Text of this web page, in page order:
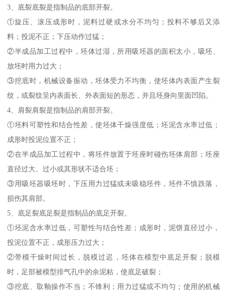
3、底裂底裂是指制品的底部开裂。
①旋压、滚压成形时，泥料过硬或水分不均匀；投料不够后又添
料；投泥不正；下压动作过猛；
②半成品加工过程中，坯体过湿，所用吸坯器的面积太小，吸坯、
放坯时用力过大；
③挖底时，机械设备振动，坯体受力不均衡，使坯体内表面产生裂
纹，或裂纹呈内表面长、外表面短的形态，并且坯身向里面凹陷。
4、肩裂肩裂是指制品的肩部开裂。
①坯料可塑性和结合性差，使坯体干燥强度低；坯泥含水率过低；
成形时投泥位置不正；
②在半成品加工过程中，将坯件放置于坯座时碰伤坯体肩部；坯座
直径过大、过小或其形状不适合坯；
③用吸坯器吸坯时，下压用力过猛或未吸稳坯件，坯件不慎跌落，
损伤其肩部。
5、底足裂底足裂是指制品的底足开裂。
①坯泥含水率过低，可塑性与结合性差；成形时，泥饼直径过小，
投泥位置不正，成形压力过大；
②带模干燥时间过长，脱模过迟，坯体在模型中底足开裂；脱模
时，足部被模型排气孔中的余泥粘，使底足破裂；
③挖底、取釉操作不当；不锋利；用力过猛或不均匀；使用的机械